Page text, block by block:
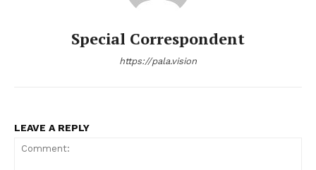
Special Correspondent
https://pala.vision
LEAVE A REPLY